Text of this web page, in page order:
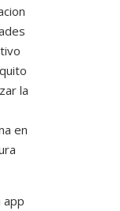
la
en
app